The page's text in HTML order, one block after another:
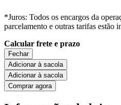
*Juros: Todos os encargos da
parcelamento e outras tarifas estão
Calcular frete e prazo
Fechar
Adicionar à sacola
Adicionar à sacola
Comprar agora